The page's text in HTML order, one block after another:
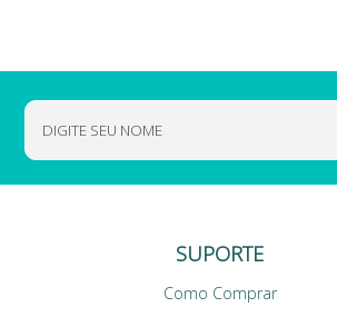
SUPORTE
Como Comprar